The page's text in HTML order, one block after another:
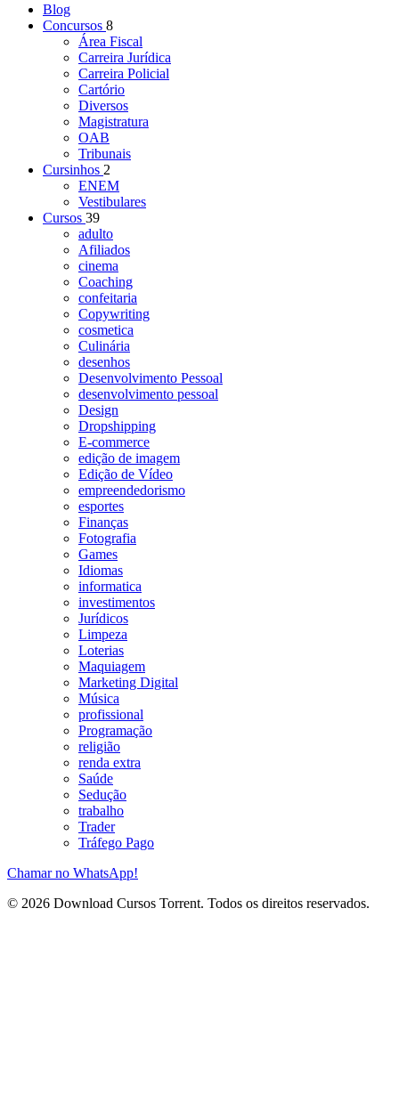
Blog
Concursos 8
Área Fiscal
Carreira Jurídica
Carreira Policial
Cartório
Diversos
Magistratura
OAB
Tribunais
Cursinhos 2
ENEM
Vestibulares
Cursos 39
adulto
Afiliados
cinema
Coaching
confeitaria
Copywriting
cosmetica
Culinária
desenhos
Desenvolvimento Pessoal
desenvolvimento pessoal
Design
Dropshipping
E-commerce
edição de imagem
Edição de Vídeo
empreendedorismo
esportes
Finanças
Fotografia
Games
Idiomas
informatica
investimentos
Jurídicos
Limpeza
Loterias
Maquiagem
Marketing Digital
Música
profissional
Programação
religião
renda extra
Saúde
Sedução
trabalho
Trader
Tráfego Pago
Chamar no WhatsApp!
© 2026 Download Cursos Torrent. Todos os direitos reservados.